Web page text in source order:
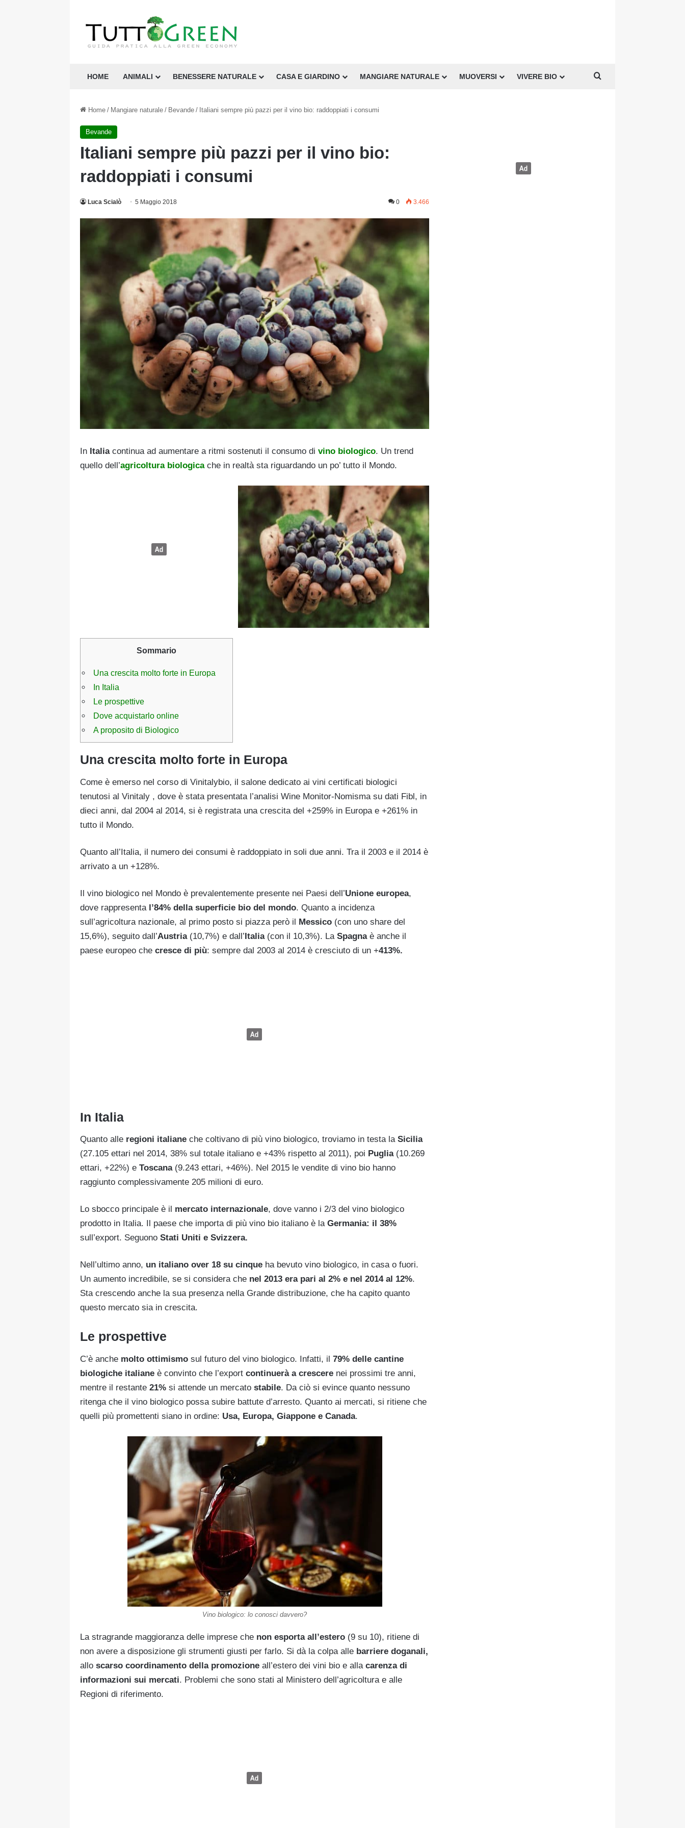
HOME ANIMALI BENESSERE NATURALE CASA E GIARDINO MANGIARE NATURALE MUOVERSI VIVERE BIO
Home / Mangiare naturale / Bevande / Italiani sempre più pazzi per il vino bio: raddoppiati i consumi
Bevande
Italiani sempre più pazzi per il vino bio:
raddoppiati i consumi
Luca Scialò 5 Maggio 2018 0 3.466
In Italiacontinua ad aumentare a ritmi sostenuti il consumo di vino biologico. Un trend
quello dell’agricoltura biologicache in realtà sta riguardando un po’ tutto il Mondo.
Sommario
Una crescita molto forte in Europa
In Italia
Le prospettive
Dove acquistarlo online
A proposito di Biologico
Una crescita molto forte in Europa
Come è emerso nel corso di Vinitalybio, il salone dedicato ai vini certificati biologici
tenutosi al Vinitaly , dove è stata presentata l’analisi Wine Monitor-Nomisma su dati Fibl, in
dieci anni, dal 2004 al 2014, si è registrata una crescita del +259% in Europa e +261% in
tutto il Mondo.
Quanto all’Italia, il numero dei consumi è raddoppiato in soli due anni. Tra il 2003 e il 2014 è
arrivato a un +128%.
Il vino biologico nel Mondo è prevalentemente presente nei Paesi dell’Unione europea,
dove rappresenta l’84% della superficie bio del mondo. Quanto a incidenza
sull’agricoltura nazionale, al primo posto si piazza però il Messico (con uno share del
15,6%), seguito dall’Austria(10,7%) e dall’Italia(con il 10,3%). La Spagnaè anche il
paese europeo che cresce di più: sempre dal 2003 al 2014 è cresciuto di un +413%.
In Italia
Quanto alle regioni italiane che coltivano di più vino biologico, troviamo in testa laSicilia
(27.105 ettari nel 2014, 38% sul totale italiano e +43% rispetto al 2011), poi Puglia(10.269
ettari, +22%) e Toscana(9.243 ettari, +46%). Nel 2015 le vendite di vino bio hanno
raggiunto complessivamente 205 milioni di euro.
Lo sbocco principale è il mercato internazionale, dove vanno i 2/3 del vino biologico
prodotto in Italia. Il paese che importa di più vino bio italiano è laGermania: il 38%
sull’export. Seguono Stati Uniti e Svizzera.
Nell’ultimo anno, un italiano over 18 su cinque ha bevuto vino biologico, in casa o fuori.
Un aumento incredibile, se si considera che nel 2013 era pari al 2% e nel 2014 al 12%.
Sta crescendo anche la sua presenza nella Grande distribuzione, che ha capito quanto
questo mercato sia in crescita.
Le prospettive
C’è anche molto ottimismo sul futuro del vino biologico. Infatti, il 79% delle cantine
biologiche italiane è convinto che l’export continuerà a crescere nei prossimi tre anni,
mentre il restante 21% si attende un mercato stabile. Da ciò si evince quanto nessuno
ritenga che il vino biologico possa subire battute d’arresto. Quanto ai mercati, si ritiene che
quelli più promettenti siano in ordine: Usa, Europa, Giappone e Canada.
Vino biologico: lo conosci davvero?
La stragrande maggioranza delle imprese che non esporta all’estero (9 su 10), ritiene di
non avere a disposizione gli strumenti giusti per farlo. Si dà la colpa alle barriere doganali,
allo scarso coordinamento della promozione all’estero dei vini bio e alla carenza di
informazioni sui mercati. Problemi che sono stati al Ministero dell’agricoltura e alle
Regioni di riferimento.